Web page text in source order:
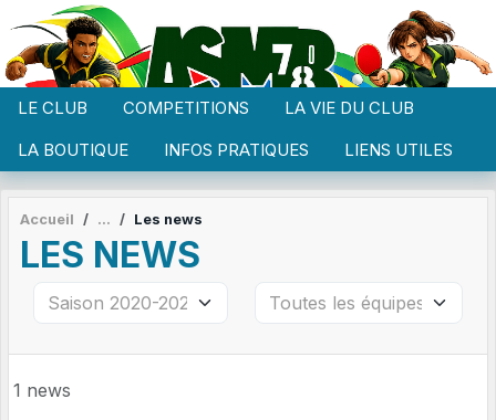
LE CLUB COMPETITIONS
LA VIE DU CLUB
LA BOUTIQUE
INFOS PRATIQUES LIENS UTILES
Accueil Les news
LES NEWS
1 news
Panneau de gestion des cookies